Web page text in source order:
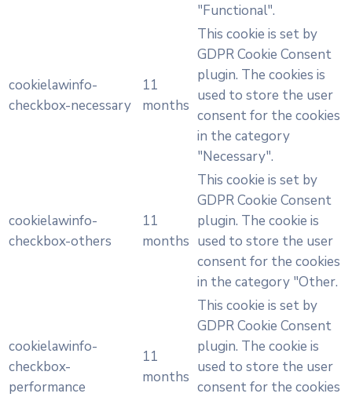
"Functional".
cookielawinfo-
checkbox-necessary
11
months
This cookie is set by
GDPR Cookie Consent
plugin. The cookies is
used to store the user
consent for the cookies
in the category
"Necessary".
cookielawinfo-
checkbox-others
11
months
This cookie is set by
GDPR Cookie Consent
plugin. The cookie is
used to store the user
consent for the cookies
in the category "Other.
cookielawinfo-
checkbox-
performance
11
months
This cookie is set by
GDPR Cookie Consent
plugin. The cookie is
used to store the user
consent for the cookies